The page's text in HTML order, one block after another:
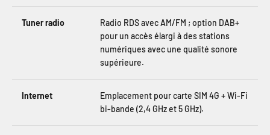
Tuner radio
Radio RDS avec AM/FM ; option DAB+
pour un accès élargi à des stations
numériques avec une qualité sonore
supérieure.
Internet
Emplacement pour carte SIM 4G + Wi-Fi
bi-bande (2,4 GHz et 5 GHz).